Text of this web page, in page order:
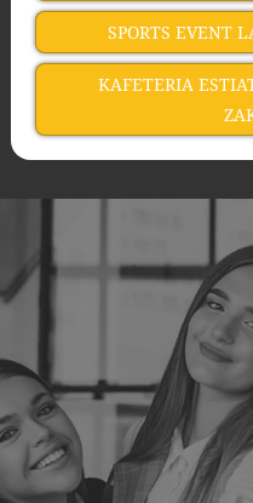
SPORTS EVENT
KAFETERIA